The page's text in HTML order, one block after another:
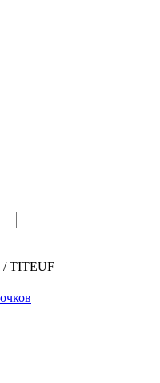
/TITEUF